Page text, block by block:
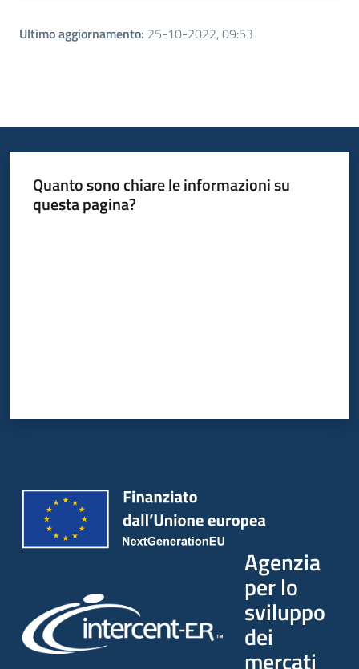
Ultimo aggiornamento: 25-10-2022, 09:53
Quanto sono chiare le informazioni su
questa pagina?
Agenzia
per lo
sviluppo
dei
mercati